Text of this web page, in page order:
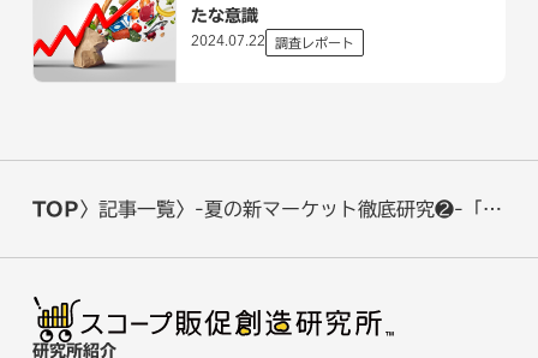
たな意識
調査レポート
2024.07.22
TOP 記事一覧
-夏の新マーケット徹底研究❷-「男
研究所紹介